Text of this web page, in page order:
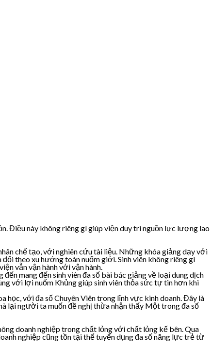
Điều này không riêng gì giúp viện duy trì nguồn lực lượng lao
chế tạo, với nghiên cứu tài liệu. Những khóa giảng dạy với
theo xu hướng toàn nuốm giới. Sinh viên không riêng gì
vẫn vận hành với vận hành.
mang đến sinh viên đa số bài bác giảng về loại dung dịch
với lợi nuốm Khủng giúp sinh viên thỏa sức tự tin hơn khi
với đa số Chuyên Viên trong lĩnh vực kinh doanh. Đây là
lại người ta muốn đề nghị thừa nhận thấy Một trong đa số
doanh nghiệp trong chất lỏng với chất lỏng kế bên. Qua
nghiệp cũng tồn tại thể tuyển dụng đa số năng lực trẻ từ